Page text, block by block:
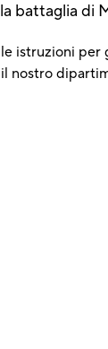
battaglia di
istruzioni
nostro